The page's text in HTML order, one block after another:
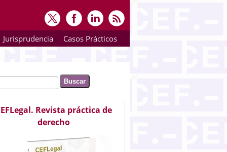
Jurisprudencia Casos Prácticos
de búsqueda
Revista práctica de
derecho